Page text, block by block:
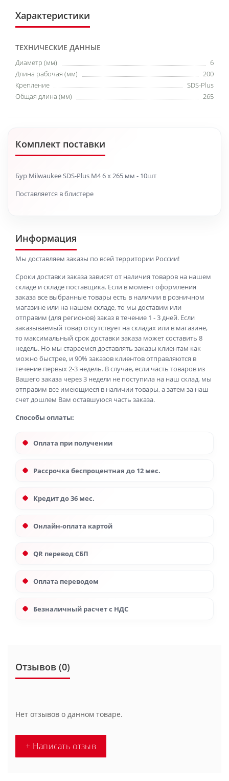
Характеристики
ТЕХНИЧЕСКИЕ ДАННЫЕ
Диаметр (мм)
6
Длина рабочая (мм)
200
Крепление
SDS-Plus
Общая длина (мм)
265
Комплект поставки
Бур Milwaukee SDS-Plus M4 6 х 265 мм - 10шт
Поставляется в блистере
Информация
Мы доставляем заказы по всей территории России!
Сроки доставки заказа зависят от наличия товаров на нашем
складе и складе поставщика. Если в момент оформления
заказа все выбранные товары есть в наличии в розничном
магазине или на нашем складе, то мы доставим или
отправим (для регионов) заказ в течение 1 - 3 дней. Если
заказываемый товар отсутствует на складах или в магазине,
то максимальный срок доставки заказа может составить 8
недель. Но мы стараемся доставлять заказы клиентам как
можно быстрее, и 90% заказов клиентов отправляются в
течение первых 2-3 недель. В случае, если часть товаров из
Вашего заказа через 3 недели не поступила на наш склад, мы
отправим все имеющиеся в наличии товары, а затем за наш
счет дошлем Вам оставшуюся часть заказа.
Способы оплаты:
Оплата при получении
Рассрочка беспроцентная до 12 мес.
Кредит до 36 мес.
Онлайн-оплата картой
QR перевод СБП
Оплата переводом
Безналичный расчет с НДС
Отзывов (0)
Нет отзывов о данном товаре.
+ Написать отзыв